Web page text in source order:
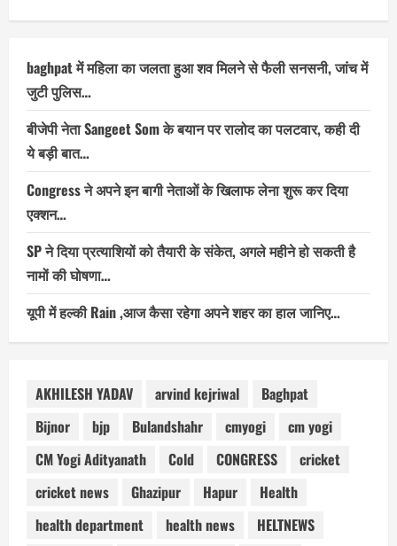
baghpat में महिला का जलता हुआ शव मिलने से फैली सनसनी, जांच में
जुटी पुलिस…
बीजेपी नेता Sangeet Som के बयान पर रालोद का पलटवार, कही दी
ये बड़ी बात…
Congress ने अपने इन बागी नेताओं के खिलाफ लेना शुरू कर दिया
एक्शन…
SP ने दिया प्रत्याशियों को तैयारी के संकेत, अगले महीने हो सकती है
नामों की घोषणा…
यूपी में हल्की Rain ,आज कैसा रहेगा अपने शहर का हाल जानिए…
AKHILESH YADAV arvind kejriwal
Baghpat
Bijnor
bjp Bulandshahr cmyogi
cm yogi
CM Yogi Adityanath
Cold CONGRESS
cricket
cricket news
Ghazipur Hapur
Health
health department
health news
HELTNEWS